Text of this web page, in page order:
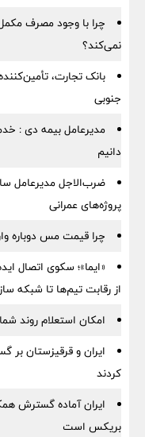
چرا با وجود مصرف
نمی‌کند؟
جنوبی
مدیرعامل بیمه دی :
دانیم
ضرب‌الاجل مدیرعامل
پروژه‌های عمرانی
چرا قیمت مس دوباره وارد کانال ۱۴
«ایما»؛ سکوی اتصال
از رقابت تیم‌ها تا شبکه
امکان استعلام روند
ایران و قرقیزستان
کردند
ایران آماده گسترش
بریکس است